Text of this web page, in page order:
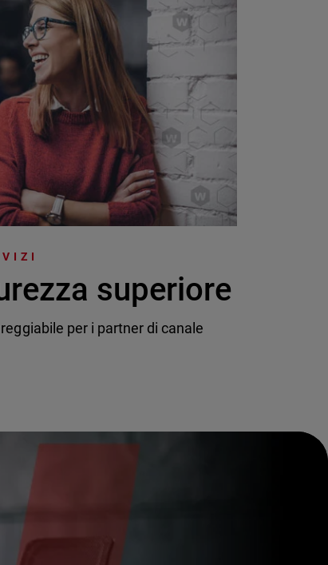
superiore
per i partner di canale